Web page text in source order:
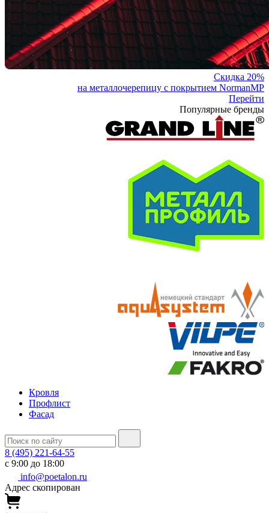
Скидка 20%
на металлочерепицу с покрытием NormanMP
Перейти
Популярные бренды
Кровля
Профлист
Фасад
8 (495) 221-64-55
с 9:00 до 18:00
info@poetalon.ru
Адрес скопирован